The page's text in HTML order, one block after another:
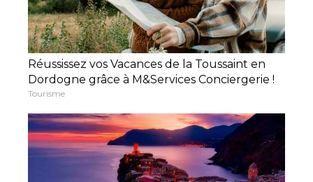
Réussissez vos Vacances de la Toussaint en
Dordogne grâce à M&Services Conciergerie !
Tourisme